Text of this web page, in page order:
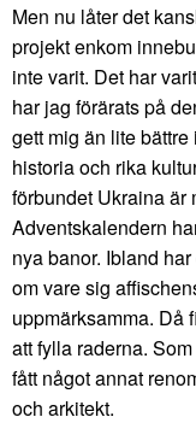
Men nu låter det
projekt enkom
inte varit. Det har
har jag förärats på
gett mig än lite
historia och rika
förbundet Ukraina är
Adventskalendern
nya banor. Ibland
om vare sig
uppmärksamma. Då
att fylla raderna.
fått något annat
och arkitekt.